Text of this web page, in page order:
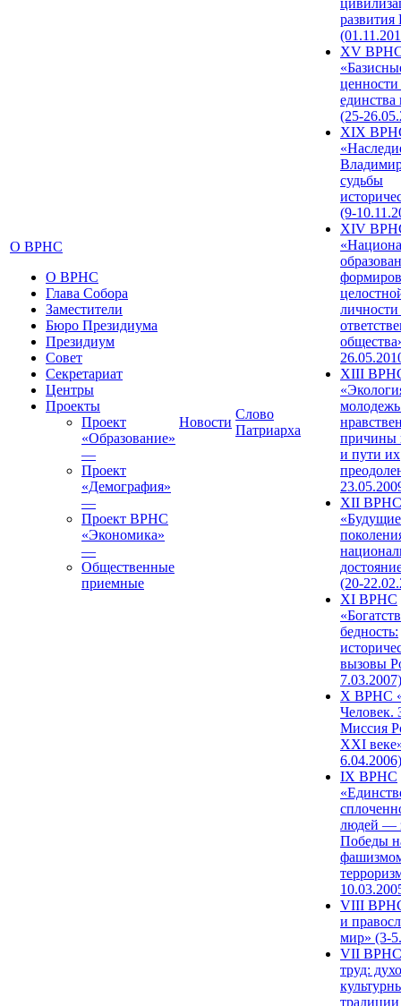
О ВРНС
О ВРНС
Глава Собора
Заместители
Бюро Президиума
Президиум
Совет
Секретариат
Центры
Проекты
Проект
«Образование»
—
Проект
«Демография»
—
Проект ВРНС
«Экономика»
—
Общественные
приемные
Новости
Слово
Патриарха
развития
XV
единства
(25-
XIX
судьбы
(9-
XIV
XIII
причины
и пути их
XII ВРНС
«Будущие
(20-
XI ВРНС
бедность:
вызовы
7.03.2007)
X ВРНС
Человек.
Миссия
XXI
6.04.2006)
IX ВРНС
людей —
Победы
VIII
и
мир» (3-
VII ВРНС
труд: